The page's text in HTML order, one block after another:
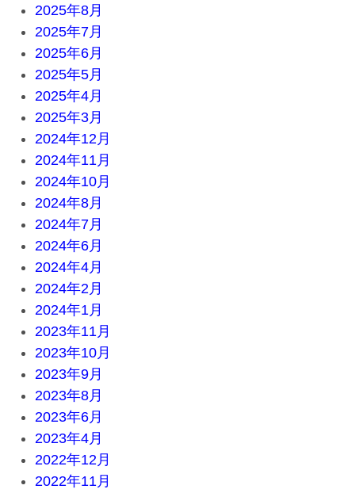
2025年8月
2025年7月
2025年6月
2025年5月
2025年4月
2025年3月
2024年12月
2024年11月
2024年10月
2024年8月
2024年7月
2024年6月
2024年4月
2024年2月
2024年1月
2023年11月
2023年10月
2023年9月
2023年8月
2023年6月
2023年4月
2022年12月
2022年11月